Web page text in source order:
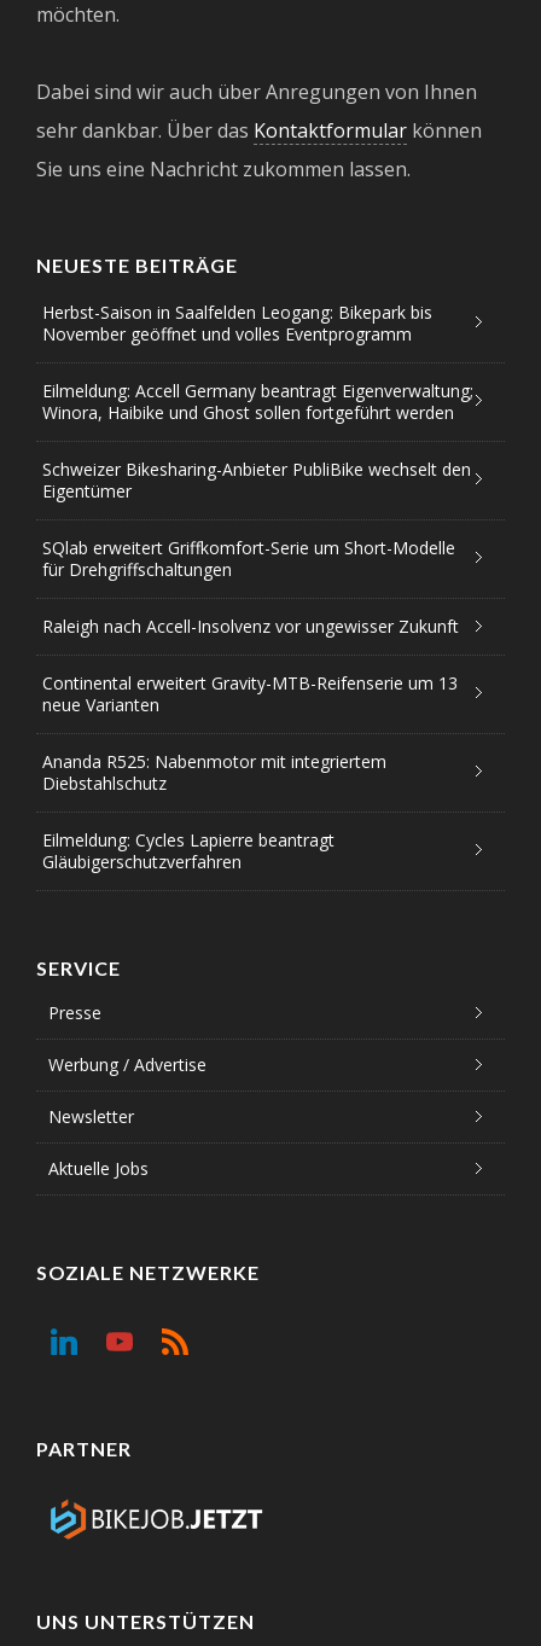
möchten.
Dabei sind wir auch über Anregungen von Ihnen
sehr dankbar. Über das Kontaktformular können
Sie uns eine Nachricht zukommen lassen.
NEUESTE BEITRÄGE
Herbst-Saison in Saalfelden Leogang: Bikepark bis
November geöffnet und volles Eventprogramm
Eilmeldung: Accell Germany beantragt Eigenverwaltung;
Winora, Haibike und Ghost sollen fortgeführt werden
Schweizer Bikesharing-Anbieter PubliBike wechselt den
Eigentümer
SQlab erweitert Griffkomfort-Serie um Short-Modelle
für Drehgriffschaltungen
Raleigh nach Accell-Insolvenz vor ungewisser Zukunft
Continental erweitert Gravity-MTB-Reifenserie um 13
neue Varianten
Ananda R525: Nabenmotor mit integriertem
Diebstahlschutz
Eilmeldung: Cycles Lapierre beantragt
Gläubigerschutzverfahren
SERVICE
Presse
Werbung / Advertise
Newsletter
Aktuelle Jobs
SOZIALE NETZWERKE
PARTNER
UNS UNTERSTÜTZEN